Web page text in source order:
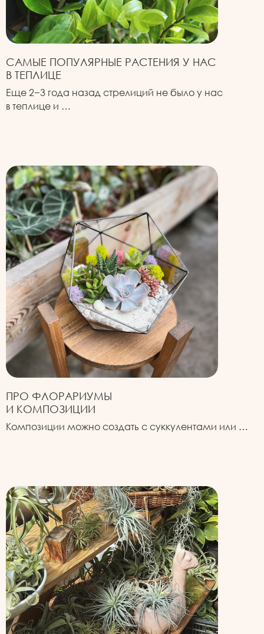
САМЫЕ ПОПУЛЯРНЫЕ РАСТЕНИЯ У НАС
В ТЕПЛИЦЕ
Еще 2−3 года назад стрелиций не было у нас
в теплице и …
ПРО ФЛОРАРИУМЫ
И КОМПОЗИЦИИ
Композиции можно создать с суккулентами или …